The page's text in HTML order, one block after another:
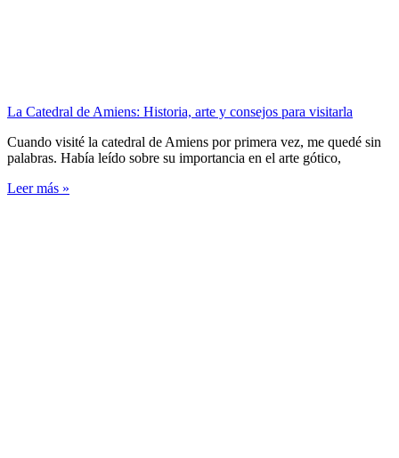
La Catedral de Amiens: Historia, arte y consejos para visitarla
Cuando visité la catedral de Amiens por primera vez, me quedé sin
palabras. Había leído sobre su importancia en el arte gótico,
Leer más »